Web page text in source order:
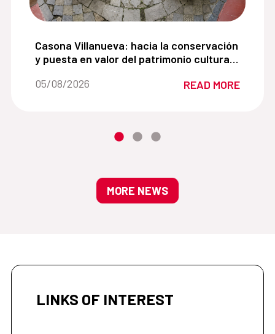
impulsar la recuperación del espacio público en
Casona Villanueva: hacia la conservación y
Casona Villanueva: hacia la conservación
y puesta en valor del patrimonio cultural
Date of the news::
05/08/2026 READ MORE
MORE NEWS
LINKS OF INTEREST